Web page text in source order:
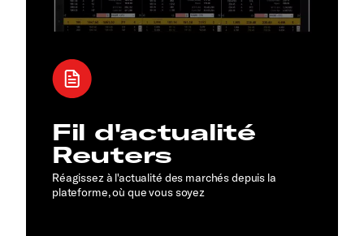
Fil d'actualité
Reuters
Réagissez à l'actualité des marchés depuis la
plateforme, où que vous soyez